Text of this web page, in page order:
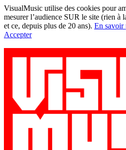
VisualMusic utilise des cookies pour
mesurer l’audience SUR le site (rien à
et ce, depuis plus de 20 ans). En savoir
Accepter